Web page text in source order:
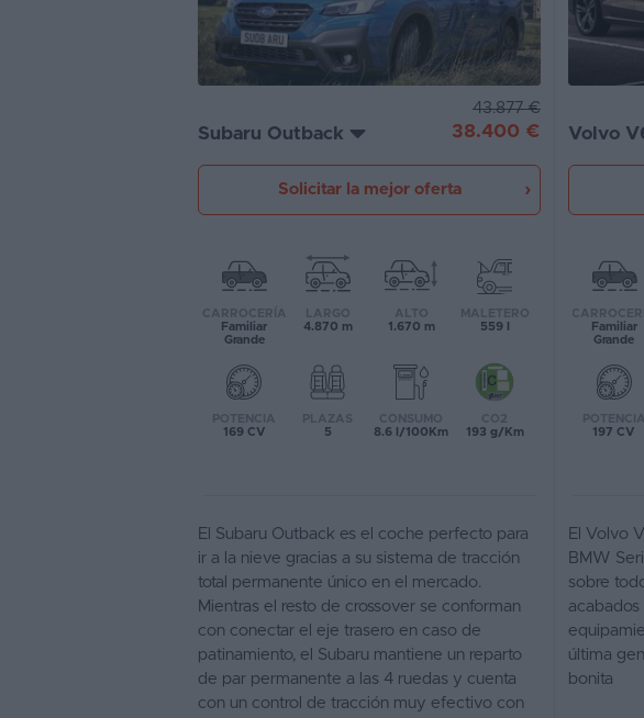
Subaru Outback
43.877 €
38.400 €
Solicitar la mejor oferta
CARROCERÍA
Familiar
Grande
LARGO
4.870 m
ALTO
1.670 m
MALETERO
559 l
POTENCIA
169 CV
PLAZAS
5
CONSUMO
8.6 l/100Km
CO2
193 g/Km
Volvo
Familiar
Grande
POTENCIA
197 CV
El Subaru Outback es el coche perfecto para
ir a la nieve gracias a su sistema de tracción
total permanente único en el mercado.
Mientras el resto de crossover se conforman
con conectar el eje trasero en caso de
patinamiento, el Subaru mantiene un reparto
de par permanente a las 4 ruedas y cuenta
con un control de tracción muy efectivo con
El Volvo
BMW
sobre
última
bonita